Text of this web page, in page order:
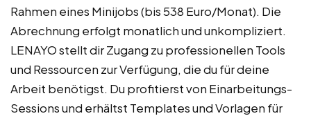
Rahmen eines Minijobs (bis 538 Euro/Monat). Die
Abrechnung erfolgt monatlich und unkompliziert.
LENAYO stellt dir Zugang zu professionellen Tools
und Ressourcen zur Verfügung, die du für deine
Arbeit benötigst. Du profitierst von Einarbeitungs-
Sessions und erhältst Templates und Vorlagen für